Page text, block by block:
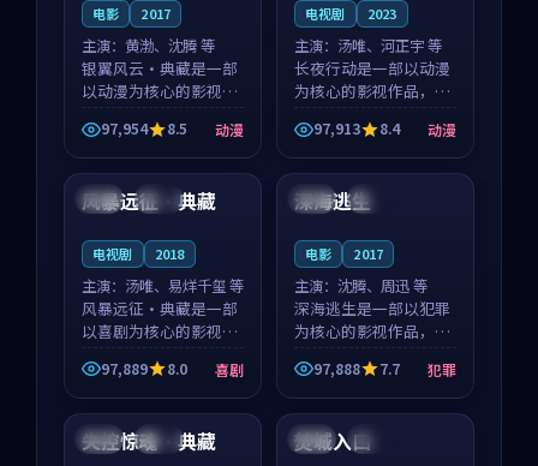
电影 2017
主演： 黄渤、沈腾 等
银翼风云·典藏是一部
以动漫为核心的影视作
品，围绕危机、反转与
人物成长展开，整体节
奏紧凑，值得推荐观
看。
97,954 8.5 动漫
电视剧 2023
主演： 汤唯、河正宇 等
长夜行动是一部以动漫
为核心的影视作品，围
绕危机、反转与人物成
长展开，整体节奏紧
凑，值得推荐观看。
97,913 8.4 动漫
英国 杜比
风暴远征·典藏
电视剧 2018
主演： 汤唯、易烊千玺 等
风暴远征·典藏是一部
以喜剧为核心的影视作
品，围绕危机、反转与
人物成长展开，整体节
奏紧凑，值得推荐观
97,889 8.0 喜剧
中国 热播
深海逃生
电影 2017
主演： 沈腾、周迅 等
深海逃生是一部以犯罪
为核心的影视作品，围
绕危机、反转与人物成
长展开，整体节奏紧
凑，值得推荐观看。
97,888 7.7 犯罪
日本 杜比
失控惊魂·典藏 中国 独播
焚城入口